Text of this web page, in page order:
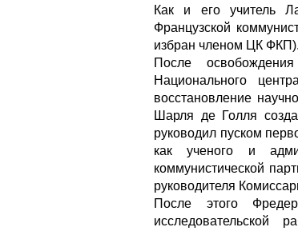
Как и его учитель
Французской
избран членом ЦК ФКП).
После
Национального
восстановление
Шарля де Голля
руководил пуском
как ученого и
коммунистической
руководителя
После этого
исследовательской